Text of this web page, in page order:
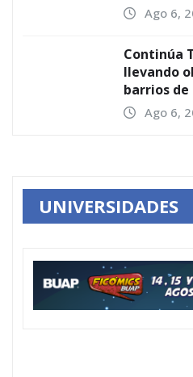
Ago 6,
Continúa
llevando
barrios de
Ago 6,
UNIVERSIDADES